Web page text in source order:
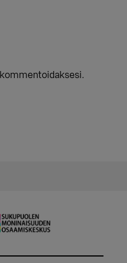
kommentoidaksesi.